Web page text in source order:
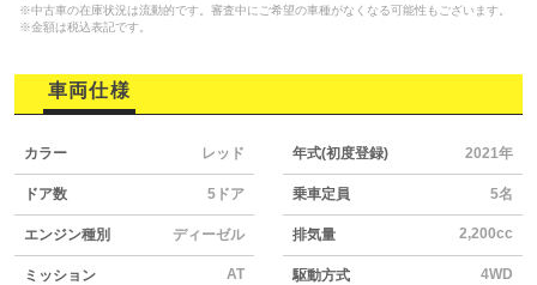
※中古車の在庫状況は流動的です。審査中にご希望の車種がなくなる可能性もございます。
※金額は税込表記です。
車両仕様
カラー レッド 年式(初度登録) 2021年
ドア数 5ドア 乗車定員 5名
エンジン種別 ディーゼル 排気量 2,200cc
ミッション AT 駆動方式 4WD